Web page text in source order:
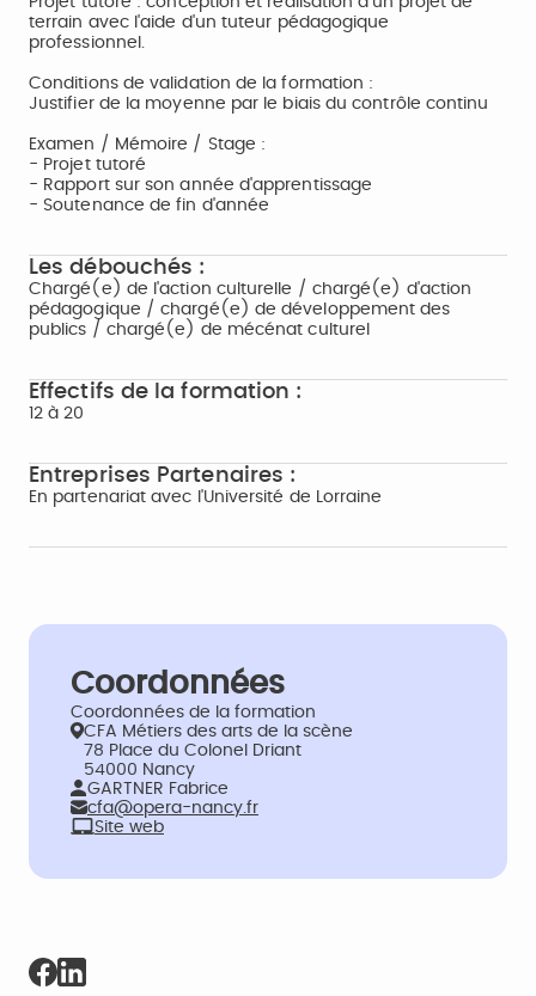
terrain avec l'aide d'un tuteur pédagogique
professionnel.
Conditions de validation de la formation :
Justifier de la moyenne par le biais du contrôle continu
Examen / Mémoire / Stage :
- Projet tutoré
- Rapport sur son année d'apprentissage
- Soutenance de fin d'année
Les débouchés :
Chargé(e) de l'action culturelle / chargé(e) d'action
pédagogique / chargé(e) de développement des
publics / chargé(e) de mécénat culturel
Effectifs de la formation :
12 à 20
Entreprises Partenaires :
En partenariat avec l'Université de Lorraine
Coordonnées
Coordonnées de la formation
CFA Métiers des arts de la scène
78 Place du Colonel Driant
54000 Nancy
GARTNER Fabrice
cfa@opera-nancy.fr
Site web